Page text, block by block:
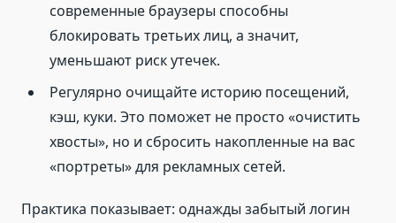
современные браузеры способны
блокировать третьих лиц, а значит,
уменьшают риск утечек.
Регулярно очищайте историю посещений,
кэш, куки. Это поможет не просто «очистить
хвосты», но и сбросить накопленные на вас
«портреты» для рекламных сетей.
Практика показывает: однажды забытый логин